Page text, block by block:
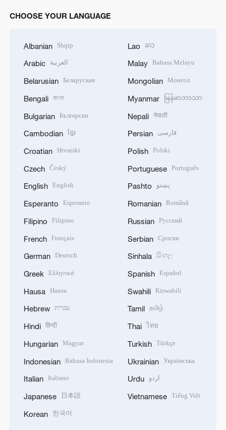
CHOOSE YOUR LANGUAGE
Albanian Shqip
Arabic العربية
Belarusian Беларуская
Bengali বাংলা
Bulgarian Български
Cambodian ខ្មែរ
Croatian Hrvatski
Czech Český
English English
Esperanto Esperanto
Filipino Filipino
French Français
German Deutsch
Greek Ελληνικά
Hausa Hausa
Hebrew עברית
Hindi हिन्दी
Hungarian Magyar
Indonesian Bahasa Indonesia
Italian Italiano
Japanese 日本語
Korean 한국어
Lao ລາວ
Malay Bahasa Melayu
Mongolian Монгол
Myanmar မြန်မာဘာသာ
Nepali नेपाली
Persian فارسی
Polish Polski
Portuguese Português
Pashto پښتو
Romanian Română
Russian Русский
Serbian Српски
Sinhala සිංහල
Spanish Español
Swahili Kiswahili
Tamil தமிழ்
Thai ไทย
Turkish Türkçe
Ukrainian Українська
Urdu اردو
Vietnamese Tiếng Việt